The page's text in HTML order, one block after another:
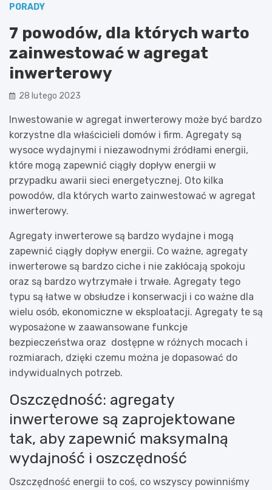
PORADY
7 powodów, dla których warto
zainwestować w agregat
inwerterowy
28 lutego 2023
Inwestowanie w agregat inwerterowy może być bardzo
korzystne dla właścicieli domów i firm. Agregaty są
wysoce wydajnymi i niezawodnymi źródłami energii,
które mogą zapewnić ciągły dopływ energii w
przypadku awarii sieci energetycznej. Oto kilka
powodów, dla których warto zainwestować w agregat
inwerterowy.
Agregaty inwerterowe są bardzo wydajne i mogą
zapewnić ciągły dopływ energii. Co ważne, agregaty
inwerterowe są bardzo ciche i nie zakłócają spokoju
oraz są bardzo wytrzymałe i trwałe. Agregaty tego
typu są łatwe w obsłudze i konserwacji i co ważne dla
wielu osób, ekonomiczne w eksploatacji. Agregaty te są
wyposażone w zaawansowane funkcje
bezpieczeństwa oraz dostępne w różnych mocach i
rozmiarach, dzięki czemu można je dopasować do
indywidualnych potrzeb.
Oszczędność: agregaty
inwerterowe są zaprojektowane
tak, aby zapewnić maksymalną
wydajność i oszczędność
Oszczędność energii to coś, co wszyscy powinniśmy